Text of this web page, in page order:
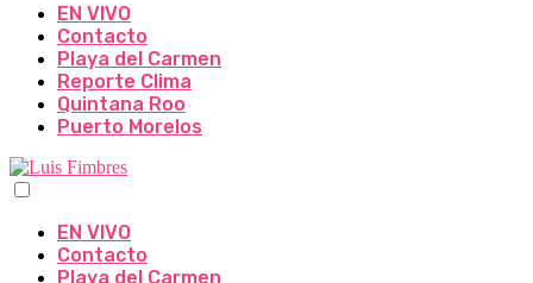
EN VIVO
Contacto
Playa del Carmen
Reporte Clima
Quintana Roo
Puerto Morelos
EN VIVO
Contacto
Playa del Carmen